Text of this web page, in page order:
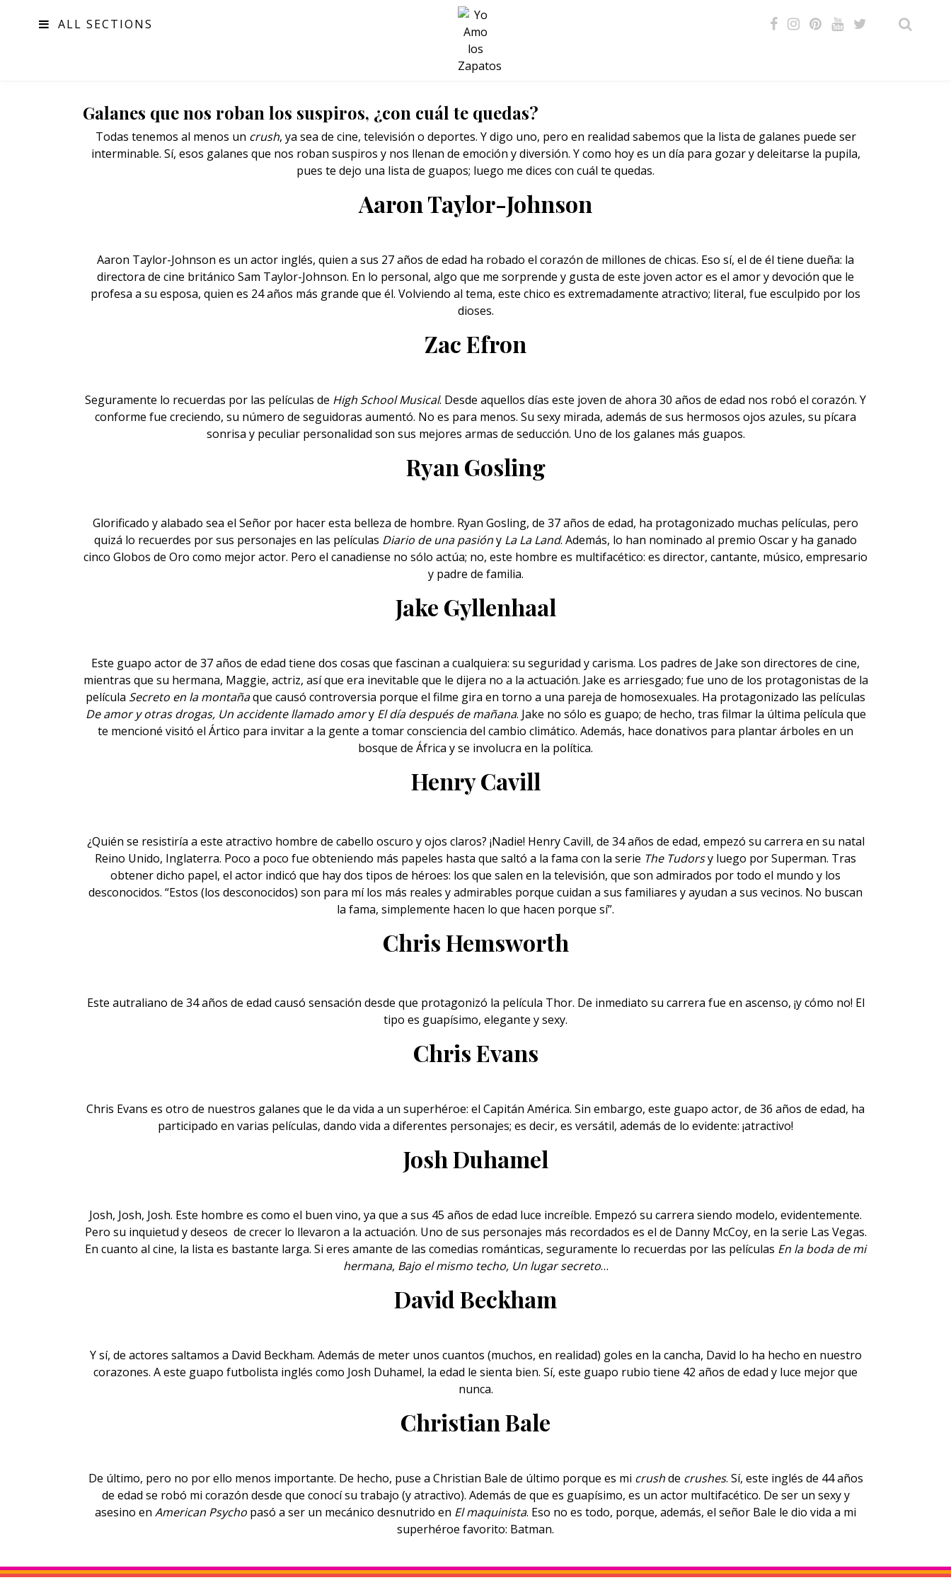
ALL SECTIONS
SALUD
Galanes que nos roban los suspiros, ¿con cuál te quedas?
Todas tenemos al menos un crush, ya sea de cine, televisión o deportes. Y digo uno, pero en realidad sabemos que la lista de galanes puede ser
interminable. Sí, esos galanes que nos roban suspiros y nos llenan de emoción y diversión. Y como hoy es un día para gozar y deleitarse la pupila,
pues te dejo una lista de guapos; luego me dices con cuál te quedas.
Aaron Taylor-Johnson
Aaron Taylor-Johnson es un actor inglés, quien a sus 27 años de edad ha robado el corazón de millones de chicas. Eso sí, el de él tiene dueña: la
directora de cine británico Sam Taylor-Johnson. En lo personal, algo que me sorprende y gusta de este joven actor es el amor y devoción que le
profesa a su esposa, quien es 24 años más grande que él. Volviendo al tema, este chico es extremadamente atractivo; literal, fue esculpido por los
dioses.
Zac Efron
Seguramente lo recuerdas por las películas de High School Musical. Desde aquellos días este joven de ahora 30 años de edad nos robó el corazón. Y
conforme fue creciendo, su número de seguidoras aumentó. No es para menos. Su sexy mirada, además de sus hermosos ojos azules, su pícara
sonrisa y peculiar personalidad son sus mejores armas de seducción. Uno de los galanes más guapos.
Ryan Gosling
Glorificado y alabado sea el Señor por hacer esta belleza de hombre. Ryan Gosling, de 37 años de edad, ha protagonizado muchas películas, pero
quizá lo recuerdes por sus personajes en las películas Diario de una pasióny La La Land. Además, lo han nominado al premio Oscar y ha ganado
cinco Globos de Oro como mejor actor. Pero el canadiense no sólo actúa; no, este hombre es multifacético: es director, cantante, músico, empresario
y padre de familia.
Jake Gyllenhaal
Este guapo actor de 37 años de edad tiene dos cosas que fascinan a cualquiera: su seguridad y carisma. Los padres de Jake son directores de cine,
mientras que su hermana, Maggie, actriz, así que era inevitable que le dijera no a la actuación. Jake es arriesgado; fue uno de los protagonistas de la
película Secreto en la montañaque causó controversia porque el filme gira en torno a una pareja de homosexuales. Ha protagonizado las películas
De amor y otras drogas, Un accidente llamado amoryEl día después de mañana. Jake no sólo es guapo; de hecho, tras filmar la última película que
te mencioné visitó el Ártico para invitar a la gente a tomar consciencia del cambio climático. Además, hace donativos para plantar árboles en un
bosque de África y se involucra en la política.
Henry Cavill
¿Quién se resistiría a este atractivo hombre de cabello oscuro y ojos claros? ¡Nadie! Henry Cavill, de 34 años de edad, empezó su carrera en su natal
Reino Unido, Inglaterra. Poco a poco fue obteniendo más papeles hasta que saltó a la fama con la serie The Tudorsy luego por Superman. Tras
obtener dicho papel, el actor indicó que hay dos tipos de héroes: los que salen en la televisión, que son admirados por todo el mundo y los
desconocidos. “Estos (los desconocidos) son para mí los más reales y admirables porque cuidan a sus familiares y ayudan a sus vecinos. No buscan
la fama, simplemente hacen lo que hacen porque sí”.
Chris Hemsworth
Este autraliano de 34 años de edad causó sensación desde que protagonizó la película Thor. De inmediato su carrera fue en ascenso, ¡y cómo no! El
tipo es guapísimo, elegante ysexy.
Chris Evans
Chris Evans es otro de nuestros galanes que le da vida a un superhéroe: el Capitán América. Sin embargo, este guapo actor, de 36 años de edad, ha
participado en varias películas, dando vida a diferentes personajes; es decir, es versátil, además de lo evidente: ¡atractivo!
Josh Duhamel
Josh, Josh, Josh. Este hombre es como el buen vino, ya que a sus 45 años de edad luce increíble. Empezó su carrera siendo modelo, evidentemente.
Pero su inquietud y deseos de crecer lo llevaron a la actuación. Uno de sus personajes más recordados es el de Danny McCoy, en la serie Las Vegas.
En cuanto al cine, la lista es bastante larga. Si eres amante de las comedias románticas, seguramente lo recuerdas por las películas En la boda de mi
hermana, Bajo el mismo techo, Un lugar secreto…
David Beckham
Y sí, de actores saltamos a David Beckham. Además de meter unos cuantos (muchos, en realidad) goles en la cancha, David lo ha hecho en nuestro
corazones. A este guapo futbolista inglés como Josh Duhamel, la edad le sienta bien. Sí, este guapo rubio tiene 42 años de edad y luce mejor que
nunca.
Christian Bale
De último, pero no por ello menos importante. De hecho, puse a Christian Bale de último porque es mi crushde crushes. Sí, este inglés de 44 años
de edad se robó mi corazón desde que conocí su trabajo (y atractivo). Además de que es guapísimo, es un actor multifacético. De ser un sexy y
asesino en American Psycho pasó a ser un mecánico desnutrido en El maquinista. Eso no es todo, porque, además, el señor Bale le dio vida a mi
superhéroe favorito: Batman.